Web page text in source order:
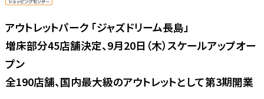
アウトレットパーク 「ジャズドリーム長島」
増床部分45店舗決定、9月20日（木）スケールアップオー
プン
全190店舗、国内最大級のアウトレットとして第3期開業